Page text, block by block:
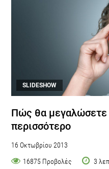
SLIDESHOW
Πώς θα μεγαλώσετε
περισσότερο
16 Οκτωβρίου 2013
16875 Προβολές
3